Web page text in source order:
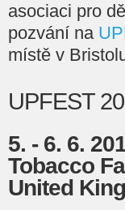
asociaci pro
pozvání na
místě v
UPFEST
5. - 6. 6.
Tobacco
United